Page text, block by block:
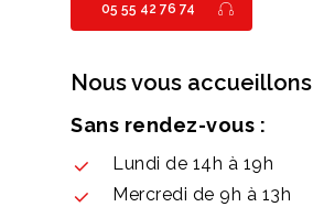
05 55 42 76 74
Nous vous
Sans rendez-vous :
Lundi de 14h à 19h
Mercredi de 9h à 13h